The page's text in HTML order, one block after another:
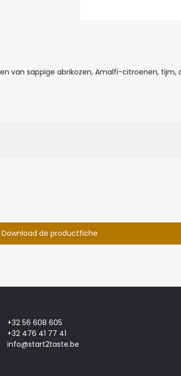
van sappige abrikozen, Amalfi-citroenen,
Download de productfiche
+32 56 608 605
+32 476 41 77 41
info@start2taste.be